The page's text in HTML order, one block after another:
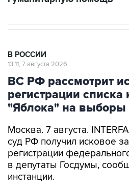
ВС РФ рассмотрит
регистрации списка
"Яблока" на выборы
Москва. 7 августа.
регистрации
в депутаты Госдумы,
инстанции.
"В Верховный суд России